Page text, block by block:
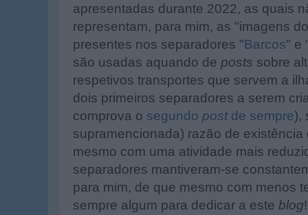
apresentadas durante 2022, as quais
representam, para mim, as "imagens
presentes nos separadores "Barcos" e
são usadas aquando de posts sobre
respetivos transportes que servem a
dois primeiros separadores a serem
comprova o segundo postde sempre),
supramencionada) razão de existência
mesmo com uma atividade mais
separadores mantiveram-se
para mim, de que mesmo com menos
sempre algum para dedicar a este blog!